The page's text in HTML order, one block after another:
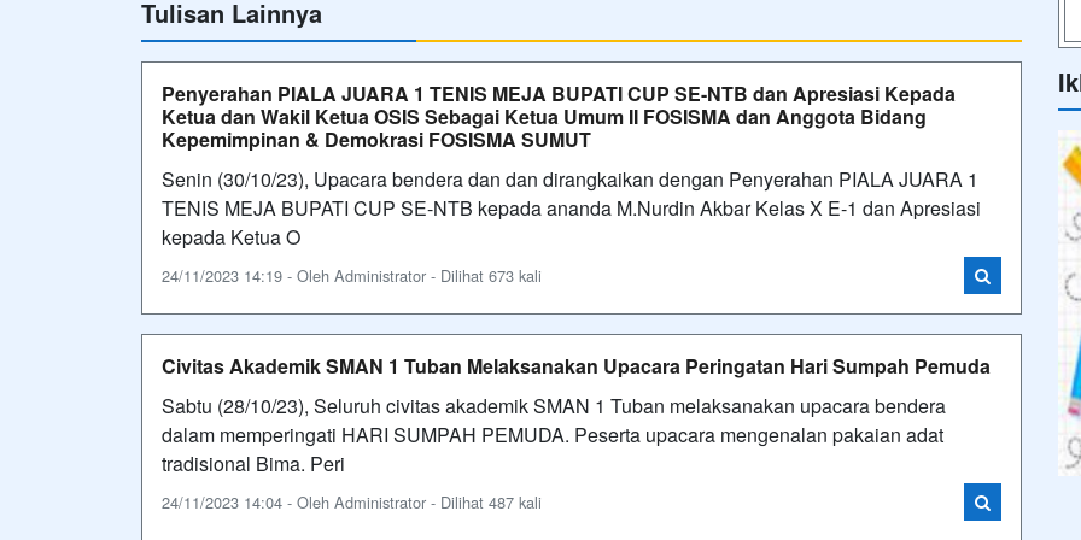
Tulisan Lainnya
Penyerahan PIALA JUARA 1 TENIS MEJA BUPATI CUP SE-NTB dan Apresiasi Kepada
Ketua dan Wakil Ketua OSIS Sebagai Ketua Umum II FOSISMA dan Anggota Bidang
Kepemimpinan & Demokrasi FOSISMA SUMUT
Senin (30/10/23), Upacara bendera dan dan dirangkaikan dengan Penyerahan PIALA JUARA 1
TENIS MEJA BUPATI CUP SE-NTB kepada ananda M.Nurdin Akbar Kelas X E-1 dan Apresiasi
kepada Ketua O
24/11/2023 14:19 - Oleh Administrator - Dilihat 673 kali
Civitas Akademik SMAN 1 Tuban Melaksanakan Upacara Peringatan Hari Sumpah Pemuda
Sabtu (28/10/23), Seluruh civitas akademik SMAN 1 Tuban melaksanakan upacara bendera
dalam memperingati HARI SUMPAH PEMUDA. Peserta upacara mengenalan pakaian adat
tradisional Bima. Peri
24/11/2023 14:04 - Oleh Administrator - Dilihat 487 kali